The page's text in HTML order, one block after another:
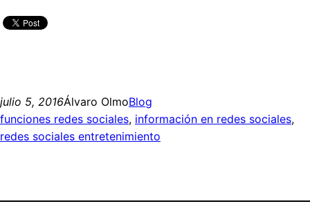
julio 5, 2016Álvaro OlmoBlog
funciones redes sociales, información en redes sociales
redes sociales entretenimiento